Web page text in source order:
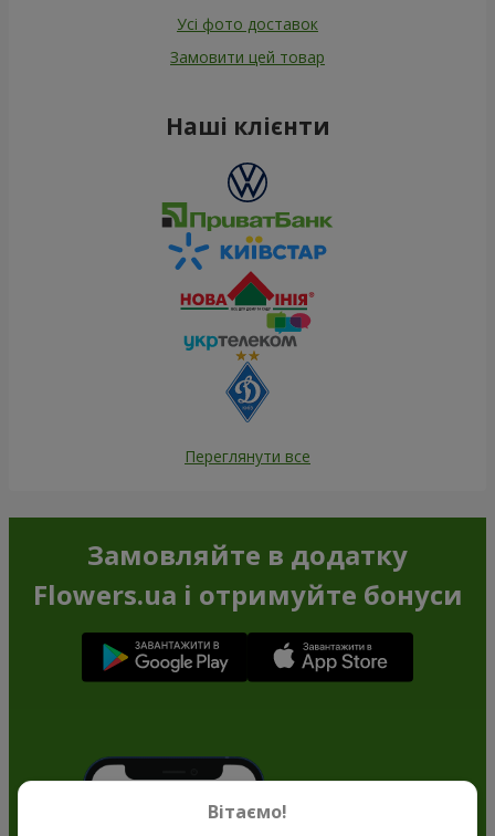
Усі фото доставок
Замовити цей товар
Наші клієнти
Переглянути все
Замовляйте в додатку
Flowers.ua і отримуйте бонуси
Вітаємо!